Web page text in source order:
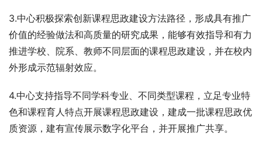
3.中心积极探索创新课程思政建设方法路径，形成具有推广
价值的经验做法和高质量的研究成果，能够有效指导和有力
推进学校、院系、教师不同层面的课程思政建设，并在校内
外形成示范辐射效应。
4.中心支持指导不同学科专业、不同类型课程，立足专业特
色和课程育人特点开展课程思政建设，建成一批课程思政优
质资源，建有宣传展示数字化平台，并开展推广共享。